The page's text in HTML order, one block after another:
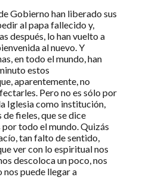
Gobierno han liberado sus
al papa fallecido y,
después, lo han vuelto a
al nuevo. Y
en todo el mundo, han
estos
aparentemente, no
Pero no es sólo por
Iglesia como institución,
fieles, que se dice
todo el mundo. Quizás
tan falto de sentido,
ver con lo espiritual nos
descoloca un poco, nos
nos puede llegar a